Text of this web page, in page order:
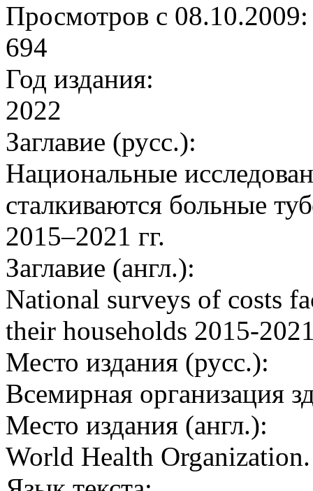
Просмотров с 08.10.2009:
694
Год издания:
2022
Заглавие (русс.):
Национальные
сталкиваются больные
2015–2021 гг.
Заглавие (англ.):
National surveys of costs
their households 2015-
Место издания (русс.):
Всемирная организация
Место издания (англ.):
World Health